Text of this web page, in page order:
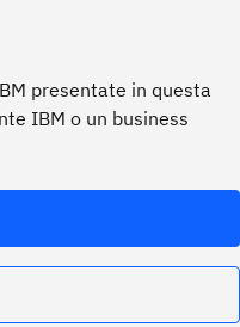
presentate in questa
IBM o un business